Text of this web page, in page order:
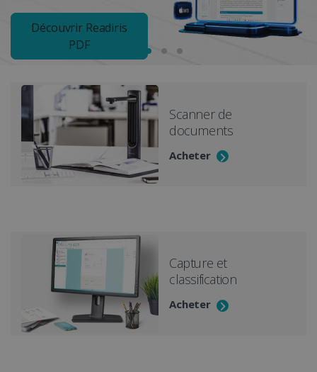
Découvrir Readiris
PDF
Scanner de
documents
Acheter
Capture et
classification
Acheter